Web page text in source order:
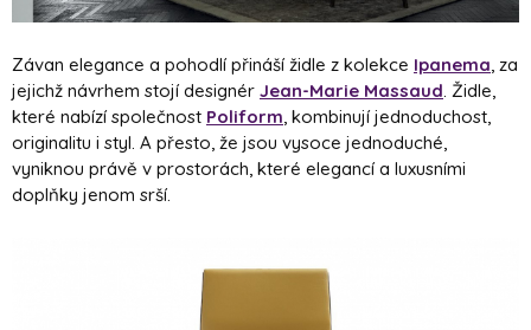
Závan elegance a pohodlí přináší židle z kolekce Ipanema, za
jejichž návrhem stojí designér Jean-Marie Massaud. Židle,
které nabízí společnost Poliform, kombinují jednoduchost,
originalitu i styl. A přesto, že jsou vysoce jednoduché,
vyniknou právě v prostorách, které elegancí a luxusními
doplňky jenom srší.